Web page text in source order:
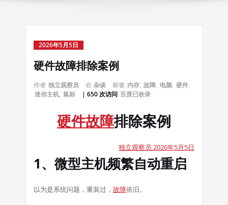
2026年5月5日
硬件故障排除案例
作者 独立观察员 在 杂谈 标签 内存, 故障, 电脑, 硬件,
迷你主机, 鼠标 | 650 次访问 百度已收录
硬件故障排除案例
独立观察员 2026年5月5日
1、微型主机频繁自动重启
以为是系统问题，重装过， 故障依旧。